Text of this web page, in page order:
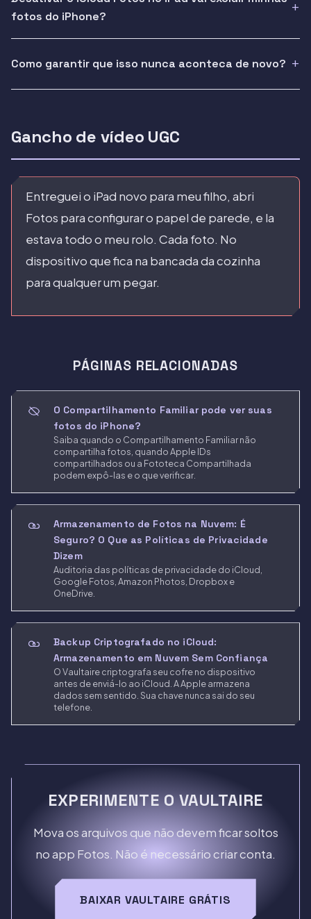
fotos do iPhone?
Como garantir que isso nunca aconteca de novo?
Gancho de vídeo UGC
Entreguei o iPad novo para meu filho, abri
Fotos para configurar o papel de parede, e la
estava todo o meu rolo. Cada foto. No
dispositivo que fica na bancada da cozinha
para qualquer um pegar.
PÁGINAS RELACIONADAS
O Compartilhamento Familiar pode ver suas
fotos do iPhone?
Saiba quando o Compartilhamento Familiar não
compartilha fotos, quando Apple IDs
compartilhados ou a Fototeca Compartilhada
podem expô-las e o que verificar.
Armazenamento de Fotos na Nuvem: É
Seguro? O Que as Políticas de Privacidade
Dizem
Auditoria das políticas de privacidade do iCloud,
Google Fotos, Amazon Photos, Dropbox e
OneDrive.
Backup Criptografado no iCloud:
Armazenamento em Nuvem Sem Confiança
O Vaultaire criptografa seu cofre no dispositivo
antes de enviá-lo ao iCloud. A Apple armazena
dados sem sentido. Sua chave nunca sai do seu
telefone.
EXPERIMENTE O VAULTAIRE
Mova os arquivos que não devem ficar soltos
no app Fotos. Não é necessário criar conta.
BAIXAR VAULTAIRE GRÁTIS